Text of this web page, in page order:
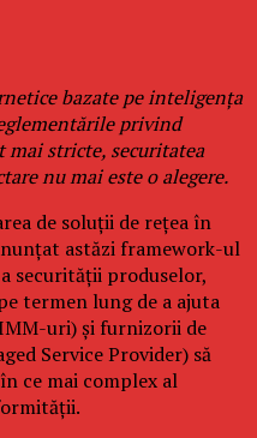
bazate pe inteligența
privind
mai stricte, securitatea
nu mai este o alegere.
de soluții de rețea în
astăzi framework-ul
securității produselor,
termen lung de a ajuta
uri) și furnizorii de
Service Provider) să
ce mai complex al